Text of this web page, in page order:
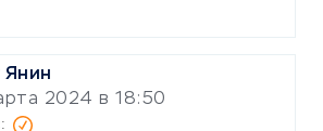
Янин
2024 в 18:50